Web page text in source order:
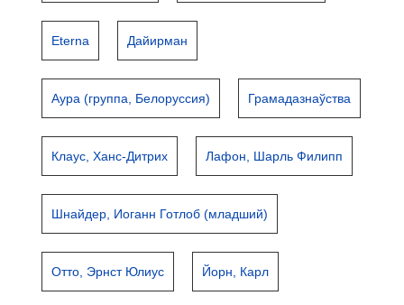
Eterna Дайирман
Аура (группа, Белоруссия) Грамадазнаўства
Клаус, Ханс-Дитрих Лафон, Шарль Филипп
Шнайдер, Иоганн Готлоб (младший)
Отто, Эрнст Юлиус Йорн, Карл